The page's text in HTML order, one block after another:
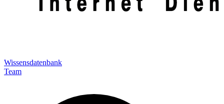
Wissensdatenbank
Team